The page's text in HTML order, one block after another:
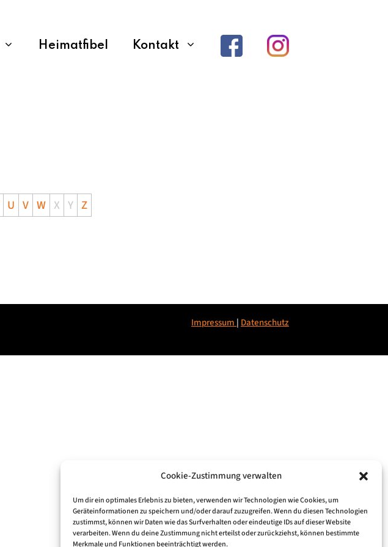
Cookie-Zustimmung verwalten
Um dir ein optimales Erlebnis zu bieten, verwenden wir Technologien wie Cookies, um
Geräteinformationen zu speichern und/oder darauf zuzugreifen. Wenn du diesen Technologien
zustimmst, können wir Daten wie das Surfverhalten oder eindeutige IDs auf dieser Website
verarbeiten. Wenn du deine Zustimmung nicht erteilst oder zurückziehst, können bestimmte
Merkmale und Funktionen beeinträchtigt werden.
Heimatfibel Kontakt
U V W X Y Z
Impressum | Datenschutz